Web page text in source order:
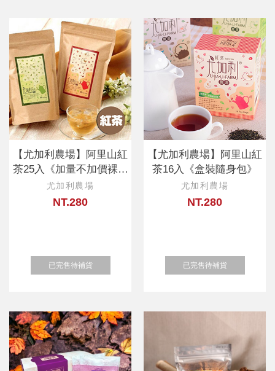
【尤加利農場】阿里山紅
茶25入《加量不加價裸包
分享包》
尤加利農場
NT.280
已完售待補貨
【尤加利農場】阿里山紅
茶16入《盒裝隨身包》
尤加利農場
NT.280
已完售待補貨